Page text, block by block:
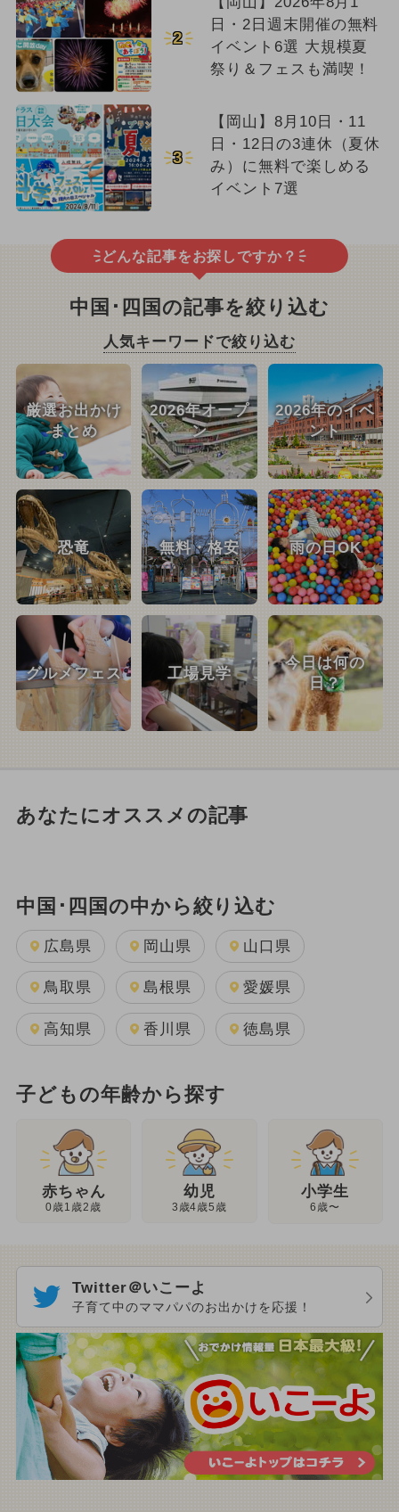
2
日・2日週末開催の無料
イベント6選 大規模夏
祭り＆フェスも満喫！
3
【岡山】8月10日・11
日・12日の3連休（夏休
み）に無料で楽しめる
イベント7選
どんな記事をお探しですか？
中国･四国の記事を絞り込む
人気キーワードで絞り込む
厳選お出かけ
まとめ
2026年オープ
ン
2026年のイベ
ント
恐竜 無料・格安 雨の日OK
グルメフェス 工場見学
今日は何の
日？
あなたにオススメの記事
中国･四国の中から絞り込む
広島県 岡山県 山口県
鳥取県 島根県 愛媛県
高知県 香川県 徳島県
子どもの年齢から探す
赤ちゃん
0歳1歳2歳
幼児
3歳4歳5歳
小学生
6歳〜
Twitter＠いこーよ
子育て中のママパパのお出かけを応援！